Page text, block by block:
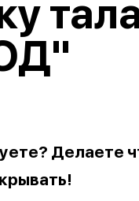
Делаете